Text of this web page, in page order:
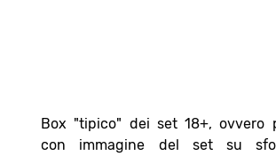
Box "tipico" dei set 18+, ovvero
con immagine del set su